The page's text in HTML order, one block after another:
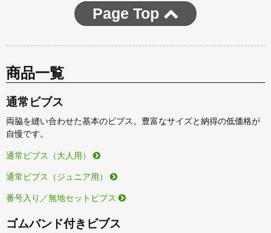
Page Top
商品一覧
通常ビブス
両脇を縫い合わせた基本のビブス。豊富なサイズと納得の低価格が
自慢です。
通常ビブス（大人用）
通常ビブス（ジュニア用）
番号入り／無地セットビブス
ゴムバンド付きビブス